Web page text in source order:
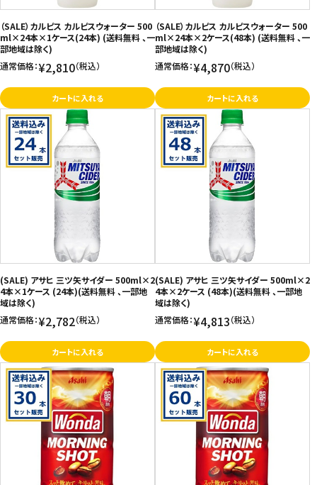
お問い合わせ
特定商取引法表示について
プライバシーポリシー
利用規約
会社概要
（SALE）カルピス カルピスウォーター 500
ml×24本×1ケース(24本) (送料無料 、一
部地域は除く)
通常価格：¥2,810（税込）
カートに入れる
（SALE）カルピス カルピスウォーター 500
ml×24本×2ケース(48本) (送料無料 、一
部地域は除く)
通常価格：¥4,870（税込）
カートに入れる
(SALE) アサヒ 三ツ矢サイダー 500ml×2
4本×1ケース (24本)(送料無料 、一部地
域は除く)
通常価格：¥2,782（税込）
カートに入れる
(SALE) アサヒ 三ツ矢サイダー 500ml×2
4本×2ケース (48本)(送料無料 、一部地
域は除く)
通常価格：¥4,813（税込）
カートに入れる